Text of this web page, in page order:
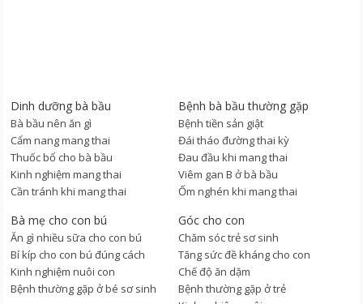
Dinh dưỡng bà bầu
Bà bầu nên ăn gì
Cẩm nang mang thai
Thuốc bổ cho bà bầu
Kinh nghiệm mang thai
Cần tránh khi mang thai
Bệnh bà bầu thường gặp
Bệnh tiền sản giật
Đái tháo đường thai kỳ
Đau đầu khi mang thai
Viêm gan B ở bà bầu
Ốm nghén khi mang thai
Bà mẹ cho con bú
Ăn gì nhiều sữa cho con bú
Bí kíp cho con bú đúng cách
Kinh nghiệm nuôi con
Bệnh thường gặp ở bé sơ sinh
Góc cho con
Chăm sóc trẻ sơ sinh
Tăng sức đề kháng cho con
Chế độ ăn dặm
Bệnh thường gặp ở trẻ